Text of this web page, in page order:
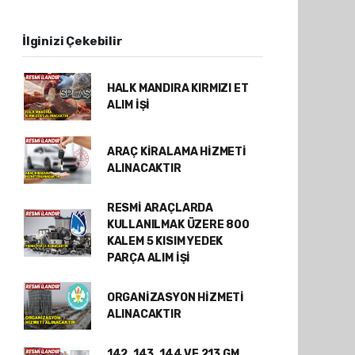
İlginizi Çekebilir
HALK MANDIRA KIRMIZI ET
ALIM İŞİ
ARAÇ KİRALAMA HİZMETİ
ALINACAKTIR
RESMİ ARAÇLARDA
KULLANILMAK ÜZERE 800
KALEM 5 KISIM YEDEK
PARÇA ALIM İŞİ
ORGANİZASYON HİZMETİ
ALINACAKTIR